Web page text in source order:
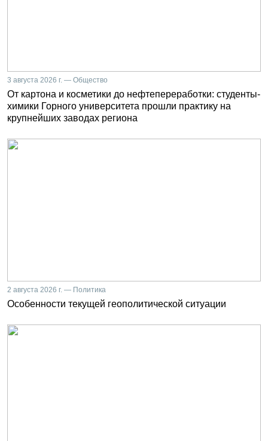
3 августа 2026 г. — Общество
От картона и косметики до нефтепереработки: студенты-
химики Горного университета прошли практику на
крупнейших заводах региона
2 августа 2026 г. — Политика
Особенности текущей геополитической ситуации